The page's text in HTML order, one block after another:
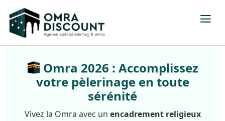
Omra 2026 : Accomplissez
votre pèlerinage en toute
sérénité
Vivez la Omra avec un encadrement religieux